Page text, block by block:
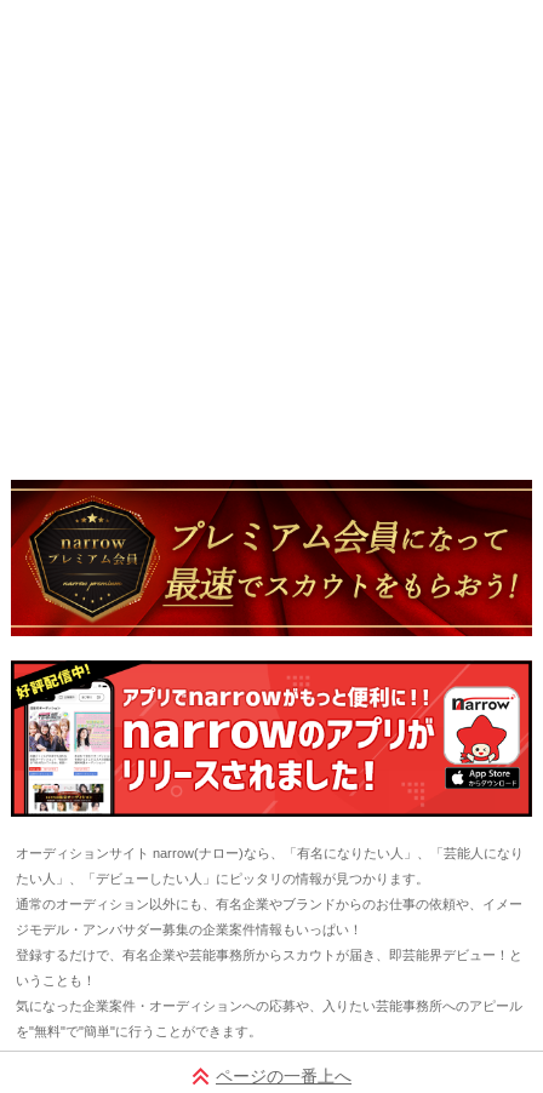
オーディションサイト narrow(ナロー)なら、「有名になりたい人」、「芸能人になり
たい人」、「デビューしたい人」にピッタリの情報が見つかります。
通常のオーディション以外にも、有名企業やブランドからのお仕事の依頼や、イメー
ジモデル・アンバサダー募集の企業案件情報もいっぱい！
登録するだけで、有名企業や芸能事務所からスカウトが届き、即芸能界デビュー！と
いうことも！
気になった企業案件・オーディションへの応募や、入りたい芸能事務所へのアピール
を"無料"で"簡単"に行うことができます。
ページの一番上へ